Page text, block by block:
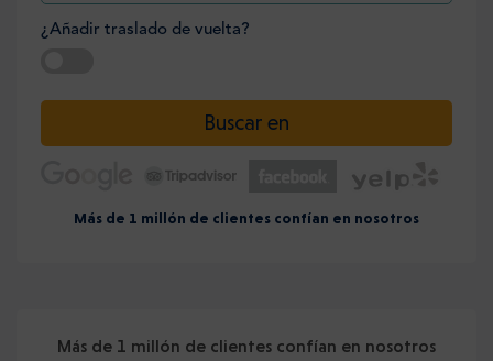
¿Añadir traslado de vuelta?
Buscar en
Más de 1 millón de clientes confían en nosotros
Más de 1 millón de clientes confían en nosotros